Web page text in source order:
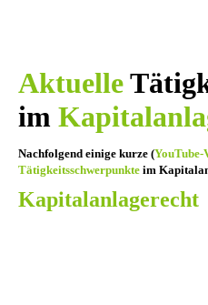
Aktuelle
im
Nachfolgend einige kurze (YouTube-
Tätigkeitsschwerpunkte im
Kapitalanlagerecht